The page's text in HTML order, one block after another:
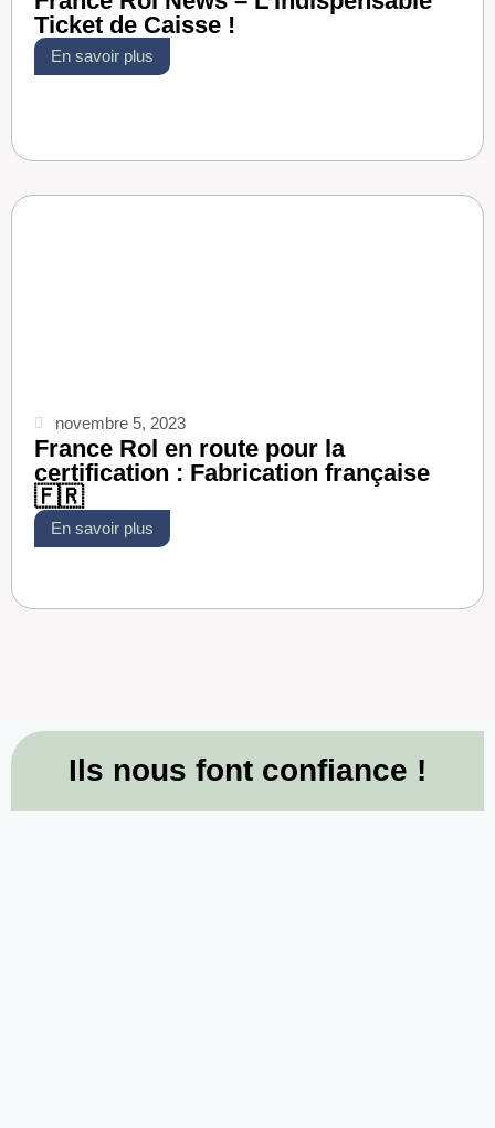
Ticket de Caisse !
En savoir plus
novembre 5, 2023
France Rol en route pour la
certification : Fabrication française
🇫🇷
En savoir plus
Ils nous font confiance !